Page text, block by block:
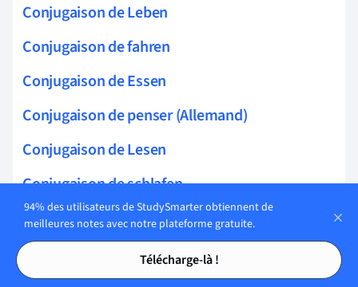
Tables des matières
Tables des matières
Conjugaison de Leben
Conjugaison de fahren
Conjugaison de Essen
Conjugaison de penser (Allemand)
Conjugaison de Lesen
Conjugaison de schlafen
Conjugaison de verstehen
Conjugaison de Treffen
94% des utilisateurs de StudySmarter obtiennent de
meilleures notes avec notre plateforme gratuite.
Télécharge-là !